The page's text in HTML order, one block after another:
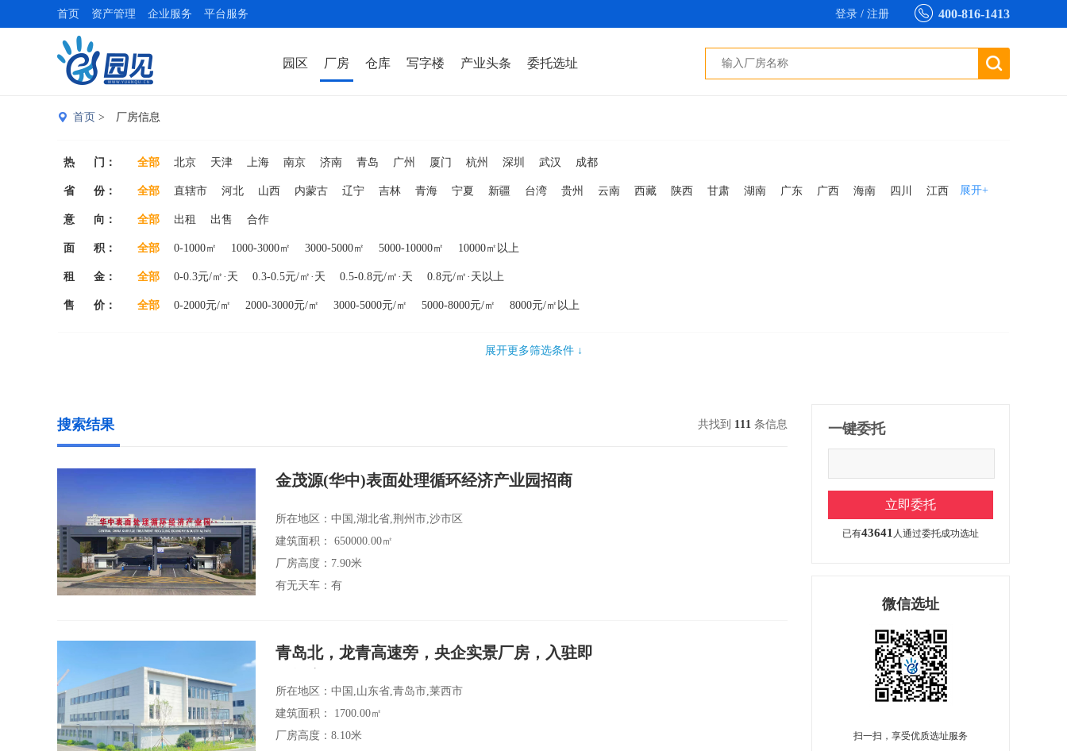
首页 资产管理 企业服务 平台服务 登录 / 注册 400-816-1413
园区 厂房 仓库 写字楼 产业头条 委托选址
首页 > 厂房信息
展开+
热 门： 全部 北京 天津 上海 南京 济南 青岛 广州 厦门 杭州 深圳 武汉 成都
省 份： 全部 直辖市 河北 山西 内蒙古 辽宁 吉林 青海 宁夏 新疆 台湾 贵州 云南 西藏 陕西 甘肃 湖南 广东 广西 海南 四川 江西
山东 河南 湖北 黑龙江
意 向： 全部 出租 出售 合作
面 积： 全部 0-1000㎡ 1000-3000㎡ 3000-5000㎡ 5000-10000㎡ 10000㎡以上
租 金： 全部 0-0.3元/㎡·天 0.3-0.5元/㎡·天 0.5-0.8元/㎡·天 0.8元/㎡·天以上
售 价： 全部 0-2000元/㎡ 2000-3000元/㎡ 3000-5000元/㎡ 5000-8000元/㎡ 8000元/㎡以上
展开更多筛选条件 ↓
搜索结果 共找到 111 条信息
金茂源(华中)表面处理循环经济产业园招商
所在地区：中国,湖北省,荆州市,沙市区
建筑面积： 650000.00㎡
厂房高度：7.90米
有无天车：有
青岛北，龙青高速旁，央企实景厂房，入驻即
所在地区：中国,山东省,青岛市,莱西市
建筑面积： 1700.00㎡
厂房高度：8.10米
一键委托
已有43641 人通过委托成功选址
微信选址
扫一扫，享受优质选址服务